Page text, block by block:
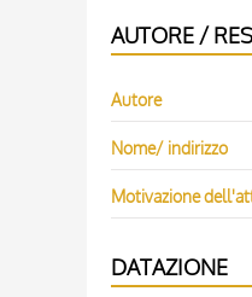
AUTORE /
Autore
Nome/ indirizzo
Motivazione
DATAZIONE